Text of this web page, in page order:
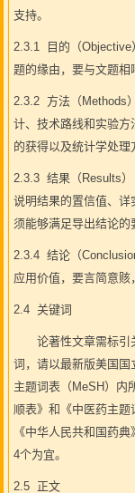
支持。
2.3.1 目的（Objective
题的缘由，要与文题相
2.3.2 方法（Methods
计、技术路线和实验
的获得以及统计学处理
2.3.3 结果（Results）
说明结果的置信值、
须能够满足导出结论的
2.3.4 结论（
应用价值，要言简意赅
2.4 关键词
论著性文章需标引
词，请以最新版美国
主题词表（MeSH）内
顺表》和《中医药主题
《中华人民共和国药
4个为宜。
2.5 正文